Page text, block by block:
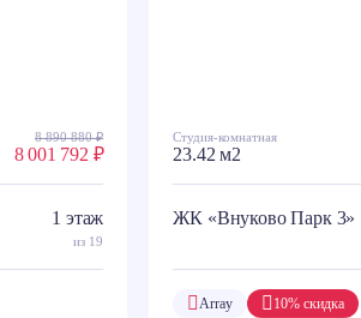
8 890 880 ₽
8 001 792 ₽
1 этаж
из 19
Студия-комнатная
23.42 м2
ЖК «Внуково Парк 3»
10% скидка
Array